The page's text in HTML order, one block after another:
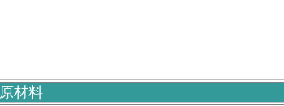
原材料